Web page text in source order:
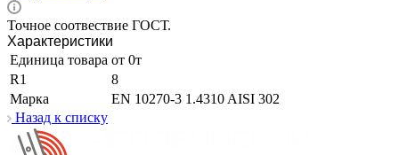
Точное соотвествие ГОСТ.
Характеристики
Единица товара от 0т
R1
8
Марка
EN 10270-3 1.4310 AISI 302
Назад к списку